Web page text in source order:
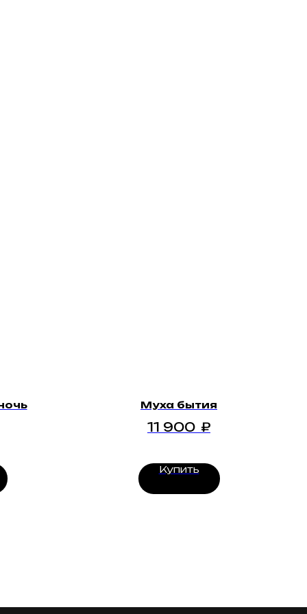
Муха бытия
11 900 ₽
Купить